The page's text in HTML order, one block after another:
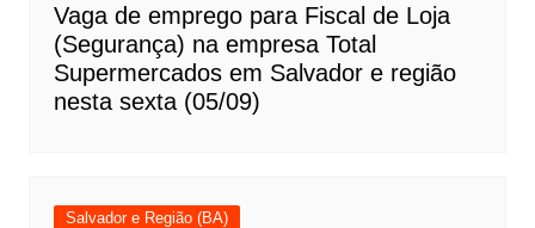
Vaga de emprego para Fiscal de Loja
(Segurança) na empresa Total
Supermercados em Salvador e região
nesta sexta (05/09)
Salvador e Região (BA)